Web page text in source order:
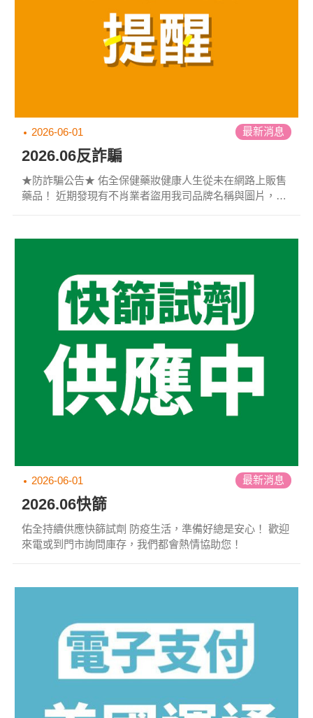
2026-06-01 最新消息
2026.06反詐騙
★防詐騙公告★ 佑全保健藥妝健康人生從未在網路上販售
藥品！ 近期發現有不肖業者盜用我司品牌名稱與圖片，設
站，皆為違法詐騙網站！請勿購買！⚠ 舉凡:壯陽藥、減肥
要購買，應前往實體藥局門市洽詢！ ▶以下為常見詐騙網
站，請民眾留意！ 「網路販售藥品」 「FB粉絲專頁販售
藥品」 「一頁式網站」 ...
2026-06-01 最新消息
2026.06快篩
佑全持續供應快篩試劑 防疫生活，準備好總是安心！ 歡迎
來電或到門市詢問庫存，我們都會熱情協助您！